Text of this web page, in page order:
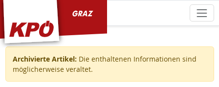
Archivierte Artikel: Die enthaltenen Informationen sind
möglicherweise veraltet.